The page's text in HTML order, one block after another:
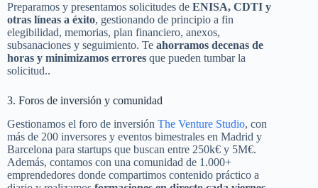
Preparamos y presentamos solicitudes de ENISA, CDTI y
otras líneas a éxito, gestionando de principio a fin
elegibilidad, memorias, plan financiero, anexos,
subsanaciones y seguimiento. Te ahorramos decenas de
horas y minimizamos errores que pueden tumbar la
solicitud..
3. Foros de inversión y comunidad
Gestionamos el foro de inversión The Venture Studio, con
más de 200 inversores y eventos bimestrales en Madrid y
Barcelona para startups que buscan entre 250k€ y 5M€.
Además, contamos con una comunidad de 1.000+
emprendedores donde compartimos contenido práctico a